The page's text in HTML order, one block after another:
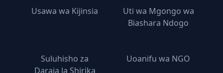
Usawa wa Kijinsia
Uti wa Mgongo wa
Biashara Ndogo
Suluhisho za
Daraja la Shirika
Uoanifu wa NGO